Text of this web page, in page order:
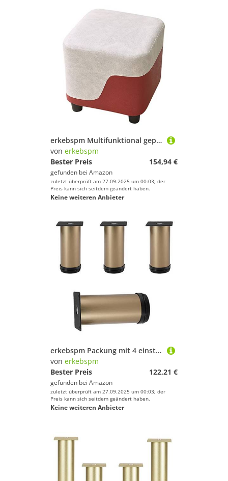
erkebspm Multifunktional gepolsterte Fußschemel | kreative Modedekoration Ottomane Fußstütze mit haltbaren Beinen | Tech-Stoffsofa Hocker für Schlafzimmer Eingangszimmer, quadratisch, weiß-rot
von erkebspm
Bester Preis
154,94 €
gefunden bei Amazon
zuletzt überprüft am 27.09.2025 um 00:03; der
Preis kann sich seitdem geändert haben.
Keine weiteren Anbieter
erkebspm Packung mit 4 einstellbaren Sofa-Füßen, runden Schrankbeinen, Arbeitstop-TV-Schreibtisch Kaffeetische Basisfuß, Edelstahlschrankbeine, Tischbeine, Möbelfüße, einstellbare 0-35 mm (Gold
von erkebspm
Bester Preis
122,21 €
gefunden bei Amazon
zuletzt überprüft am 27.09.2025 um 00:03; der
Preis kann sich seitdem geändert haben.
Keine weiteren Anbieter